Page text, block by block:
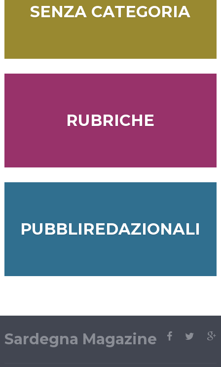
SENZA CATEGORIA
RUBRICHE
PUBBLIREDAZIONALI
Sardegna Magazine